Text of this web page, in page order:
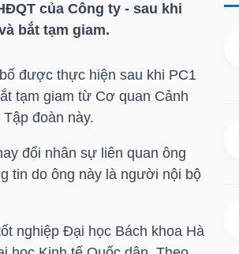
của Công ty - sau khi
bắt tạm giam.
được thực hiện sau khi PC1
tạm giam từ Cơ quan Cảnh
đoàn này.
đổi nhân sự liên quan ông
tin do ông này là người nội bộ
nghiệp Đại học Bách khoa Hà